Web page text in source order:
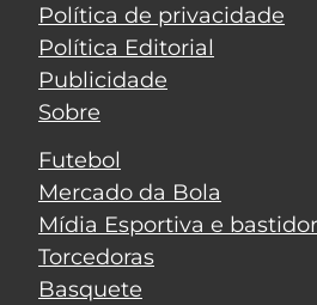
Política de privacidade
Política Editorial
Publicidade
Sobre
Futebol
Mercado da Bola
Mídia Esportiva e
Torcedoras
Basquete